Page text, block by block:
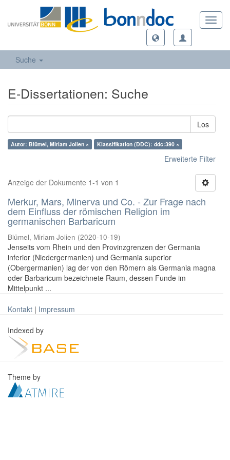
Suche
E-Dissertationen: Suche
Los
Autor: Blümel, Miriam Jolien × Klassifikation (DDC): ddc:390 ×
Erweiterte Filter
Anzeige der Dokumente 1-1 von 1
Merkur, Mars, Minerva und Co. - Zur Frage nach
dem Einfluss der römischen Religion im
germanischen Barbaricum
Blümel, Miriam Jolien (2020-10-19)
Jenseits vom Rhein und den Provinzgrenzen der Germania
inferior (Niedergermanien) und Germania superior
(Obergermanien) lag der von den Römern als Germania magna
oder Barbaricum bezeichnete Raum, dessen Funde im
Mittelpunkt ...
Kontakt | Impressum
Indexed by
Theme by